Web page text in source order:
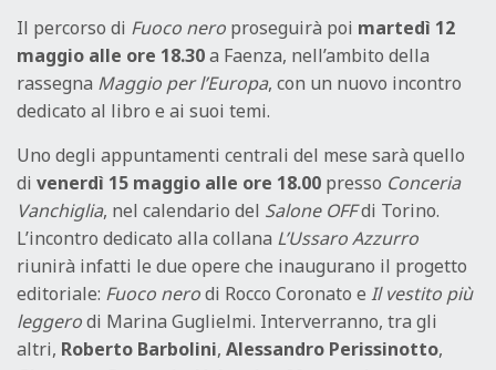
Il percorso di Fuoco nero proseguirà poi martedì 12
maggio alle ore 18.30a Faenza, nell’ambito della
rassegna Maggio per l’Europa, con un nuovo incontro
dedicato al libro e ai suoi temi.
Uno degli appuntamenti centrali del mese sarà quello
di venerdì 15 maggio alle ore 18.00 presso Conceria
Vanchiglia, nel calendario del Salone OFFdi Torino.
L’incontro dedicato alla collana L’Ussaro Azzurro
riunirà infatti le due opere che inaugurano il progetto
editoriale: Fuoco nerodi Rocco Coronato e Il vestito più
leggerodi Marina Guglielmi. Interverranno, tra gli
altri, Roberto Barbolini, Alessandro Perissinotto,